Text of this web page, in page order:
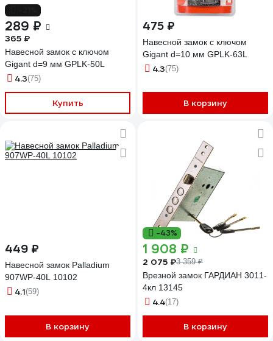
289 ₽
365 ₽
Навесной замок с ключом
Gigant d=9 мм GPLK-50L
4.3(75)
Купить
475 ₽
Навесной замок с ключом
Gigant d=10 мм GPLK-63L
4.3(75)
В корзину
449 ₽
Навесной замок Palladium
907WP-40L 10102
4.1(59)
В корзину
-43%
1 908 ₽
2 075 ₽3 359 ₽
Врезной замок ГАРДИАН 3011-
4кл 13145
4.4(17)
В корзину